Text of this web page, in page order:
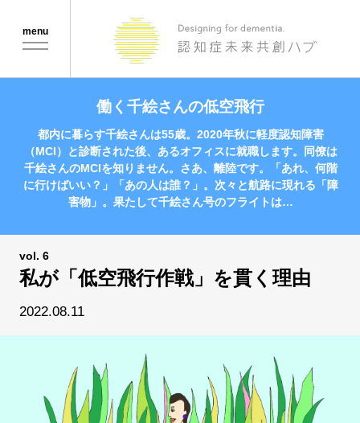
Menu
働く千絵さんの低空飛行
都内に暮らす千絵さんは55歳。2020年秋に軽度認知障害
（MCI）と診断された後、あるオフィスに就職します。同僚は
千絵さんのMCIを知りません。さあ、離陸です。「あれ、何階
に行けばいい？」「あの人は誰？」。次々と航路に現れる「障
害物」。果たして千絵さん号のフライトは…
vol. 6
私が「低空飛行作戦」を貫く理由
2022.08.11